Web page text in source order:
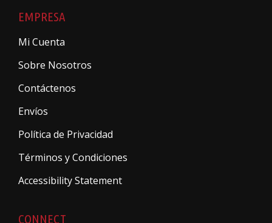
EMPRESA
Mi Cuenta
Sobre Nosotros
Contáctenos
Envíos
Política de Privacidad
Términos y Condiciones
Accessibility Statement
CONNECT